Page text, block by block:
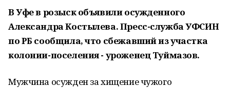
В Уфе в розыск объявили осужденного
Александра Костылева. Пресс-служба УФСИН
по РБ сообщила, что сбежавший из участка
колонии-поселения - уроженец Туймазов.
Мужчина осужден за хищение чужого